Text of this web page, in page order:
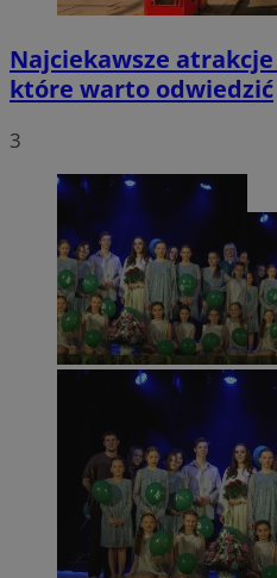
Najciekawsze
które warto odwiedzić
3